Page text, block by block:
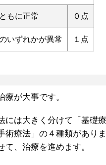
もに正常 ０点
いずれかが異常 １点
療が大事です。
には大きく分けて「基礎
術療法」の４種類があり
て、治療を進めます。